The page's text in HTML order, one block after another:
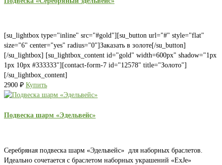
[su_lightbox type="inline" src="#gold"][su_button url="#" style="flat"
size="6" center="yes" radius="0"]Заказать в золоте[/su_button]
[/su_lightbox] [su_lightbox_content id="gold" width=600px" shadow="1px
1px 10px #333333"][contact-form-7 id="12578" title="Золото"]
[/su_lightbox_content]
2900 ₽ Купить
Подвеска шарм «Эдельвейс»
Серебряная подвеска шарм «Эдельвейс» для наборных браслетов.
Идеально сочетается с браслетом наборных украшений «ExJe»